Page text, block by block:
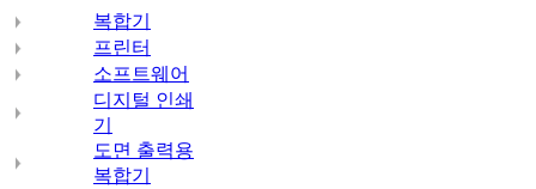
복합기
프린터
소프트웨어
디지털 인쇄
기
도면 출력용
복합기